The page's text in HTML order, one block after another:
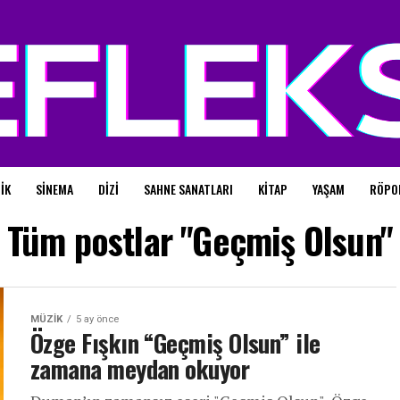
SINEMA DIZI SAHNE SANATLARI KITAP YAŞAM
Tüm postlar "Geçmiş Olsun"
MÜZIK 5 ay önce
Özge Fışkın “Geçmiş Olsun” ile
zamana meydan okuyor